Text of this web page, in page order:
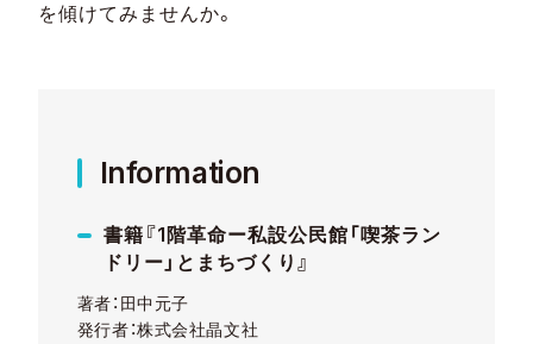
を傾けてみませんか。
Information
書籍『1階革命ー私設公民館「喫茶ラン
ドリー」とまちづくり』
著者：田中元子
発行者：株式会社晶文社